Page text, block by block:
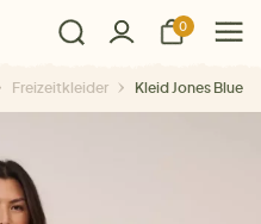
0
Freizeitkleider Kleid Jones Blue